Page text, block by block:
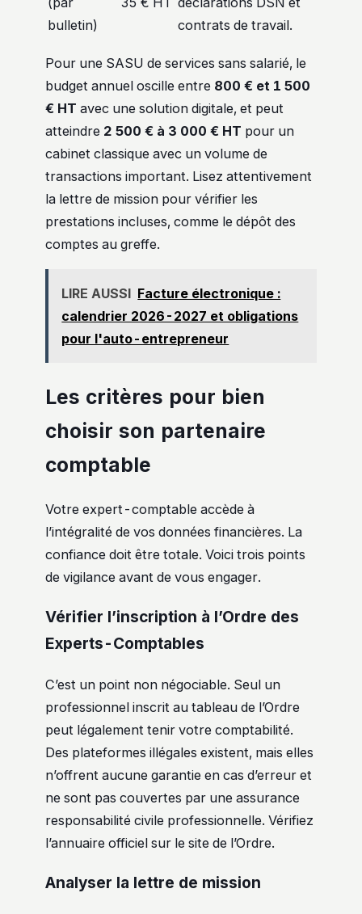
bulletin)
contrats de travail.
Pour une SASU de services sans salarié, le
budget annuel oscille entre 800 € et 1 500
€ HT avec une solution digitale, et peut
atteindre 2 500 € à 3 000 € HT pour un
cabinet classique avec un volume de
transactions important. Lisez attentivement
la lettre de mission pour vérifier les
prestations incluses, comme le dépôt des
comptes au greffe.
LIRE AUSSI Facture électronique :
calendrier 2026-2027 et obligations
pour l'auto-entrepreneur
Les critères pour bien
choisir son partenaire
comptable
Votre expert-comptable accède à
l’intégralité de vos données financières. La
confiance doit être totale. Voici trois points
de vigilance avant de vous engager.
Vérifier l’inscription à l’Ordre des
Experts-Comptables
C’est un point non négociable. Seul un
professionnel inscrit au tableau de l’Ordre
peut légalement tenir votre comptabilité.
Des plateformes illégales existent, mais elles
n’offrent aucune garantie en cas d’erreur et
ne sont pas couvertes par une assurance
responsabilité civile professionnelle. Vérifiez
l’annuaire officiel sur le site de l’Ordre.
Analyser la lettre de mission